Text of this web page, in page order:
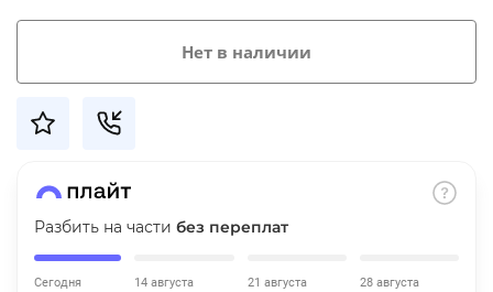
Нет в наличии
Разбить на части без переплат
Сегодня 14 августа 21 августа 28 августа
списыватьсяс вашей карты
по25%каждые 2 недели
Подробнее
об оплате Плайтом